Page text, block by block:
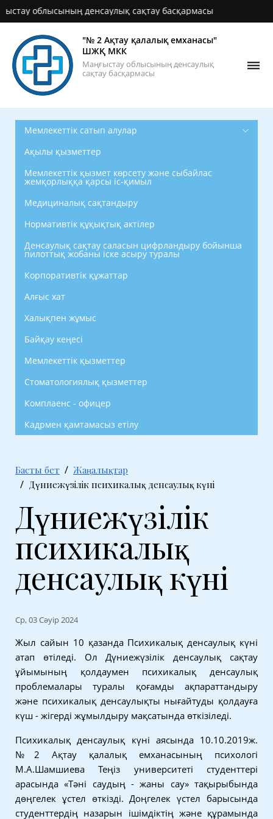
денсаулық сақтау басқармасы
"№ 2 Ақтау қалалық емханасы"
ШЖҚ МКК
Маңғыстау облысының денсаулық
сақтау басқармасы
Мемлекеттік сатып алулар
Ақылы қызметтер
Мемлекеттік қызмет көрсету және сыбайлас
жемқорлыққа қарсы іс-қимыл
Медициналық сақтандыру
Нормативтік құқықтық актілер
Денсаулық сақтау саласын цифрландыру бойынша
пилоттық жобаны іске асыру туралы
Корпоративтік құжаттар
Алғыс хат
Халықпен жұмыс
Байқау кеңесі
Мемлекеттік қызметтер
Стоматологиялық қызметтер
Комплаенс - офицер
Кадрмен қамтамасыз етілу
Басты бет
Жаңалықтар
Дүниежүзілік психикалық денсаулық күні
Дүниежүзілік
психикалық
денсаулық күні
Ср, 03 Сәуір 2024
Жыл сайын 10 қазанда Психикалық денсаулық күні
атап өтіледі. Ол Дүниежүзілік денсаулық сақтау
ұйымының қолдаумен психикалық денсаулық
проблемалары туралы қоғамды ақпараттандыру
және психикалық денсаулықты нығайтуды қолдауға
күш - жігерді жұмылдыру мақсатында өткізіледі.
Психикалық денсаулық күні аясында 10.10.2019ж.
№2 Ақтау қалалық емханасының психологі
М.А.Шамшиева Теңіз университеті студенттері
арасында «Тәні саудың - жаны сау» тақырыбында
дөңгелек ұстел өткізді. Доңгелек үстел барысында
студенттердің назарын ішімдіктің және құрамында